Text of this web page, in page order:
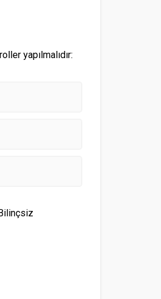
yapılmalıdır: